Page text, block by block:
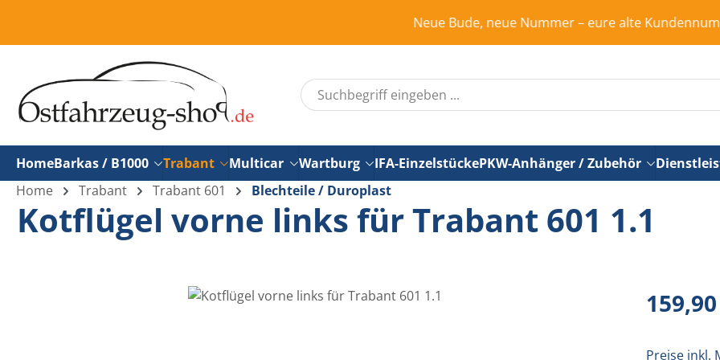
Neue Bude, neue Nummer – eure alte Kundennummer
HomeBarkas / B1000 Trabant Multicar Wartburg IFA-EinzelstückePKW-Anhänger / Zubehör
Home
Trabant Trabant 601 Blechteile / Duroplast
Kotflügel vorne links für Trabant 601 1.1
Regulärer
Preise inkl.